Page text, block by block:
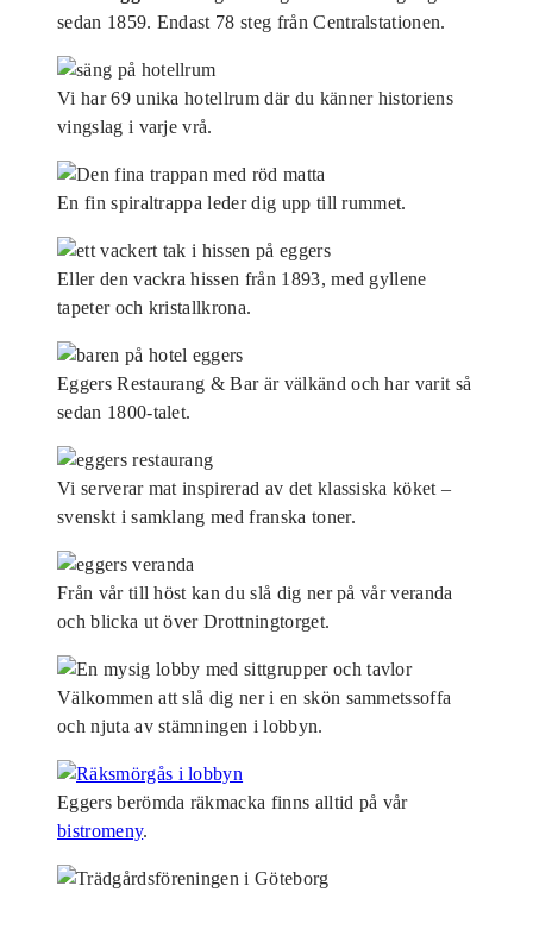
sedan 1859. Endast 78 steg från Centralstationen.
Vi har 69 unika hotellrum där du känner historiens
vingslag i varje vrå.
En fin spiraltrappa leder dig upp till rummet.
Eller den vackra hissen från 1893, med gyllene
tapeter och kristallkrona.
Eggers Restaurang & Bar är välkänd och har varit så
sedan 1800-talet.
Vi serverar mat inspirerad av det klassiska köket –
svenskt i samklang med franska toner.
Från vår till höst kan du slå dig ner på vår veranda
och blicka ut över Drottningtorget.
Välkommen att slå dig ner i en skön sammetssoffa
och njuta av stämningen i lobbyn.
Eggers berömda räkmacka finns alltid på vår
bistromeny.